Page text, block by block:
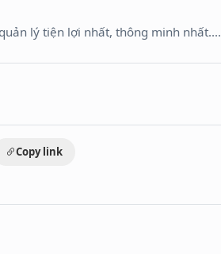
lý tiện lợi nhất, thông minh nhất....
Copy link